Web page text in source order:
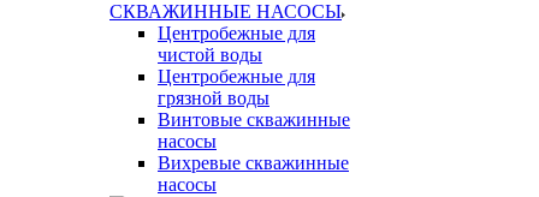
СКВАЖИННЫЕ НАСОСЫ
Центробежные для
чистой воды
Центробежные для
грязной воды
Винтовые скважинные
насосы
Вихревые скважинные
насосы